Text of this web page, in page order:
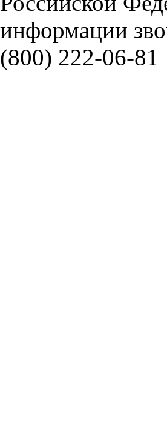
информации
(800) 222-06-81